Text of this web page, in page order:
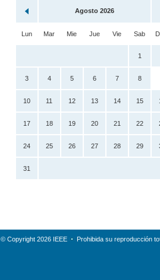
Agosto 2026
Lun Mar Mie Jue Vie Sab
1
3 4 5 6 7 8
10 11 12 13 14 15
17 18 19 20 21 22
24 25 26 27 28 29
31
© Copyright 2026 IEEE Prohibida su reproducción